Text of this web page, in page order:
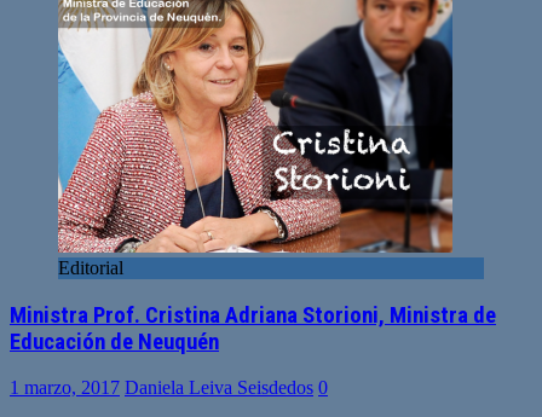
Editorial
Ministra Prof. Cristina Adriana Storioni, Ministra de
Educación de Neuquén
1 marzo, 2017 Daniela Leiva Seisdedos 0